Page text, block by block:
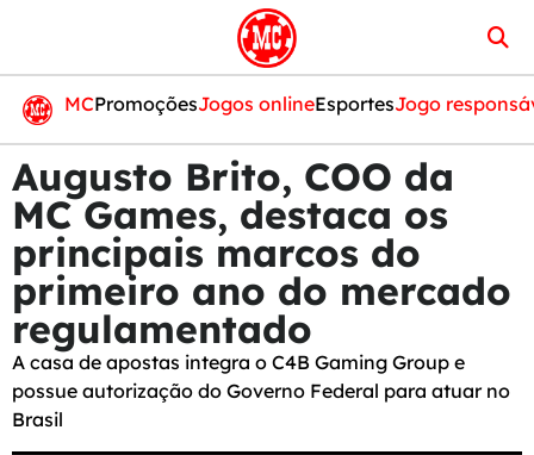
MCPromoçõesJogos onlineEsportesJogo
Augusto Brito, COO da
MC Games, destaca os
principais marcos do
primeiro ano do mercado
regulamentado
A casa de apostas integra o C4B Gaming Group e
possue autorização do Governo Federal para atuar no
Brasil